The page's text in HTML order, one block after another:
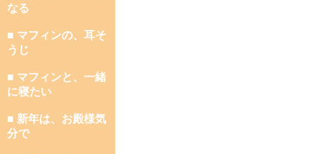
なる
■ マフィンの、耳そ
うじ
■ マフィンと、一緒
に寝たい
■ 新年は、お殿様気
分で